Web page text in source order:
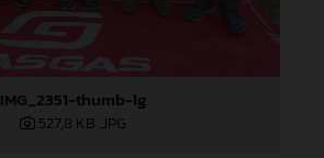
IMG_2351-thumb-lg
527,8 KB .JPG